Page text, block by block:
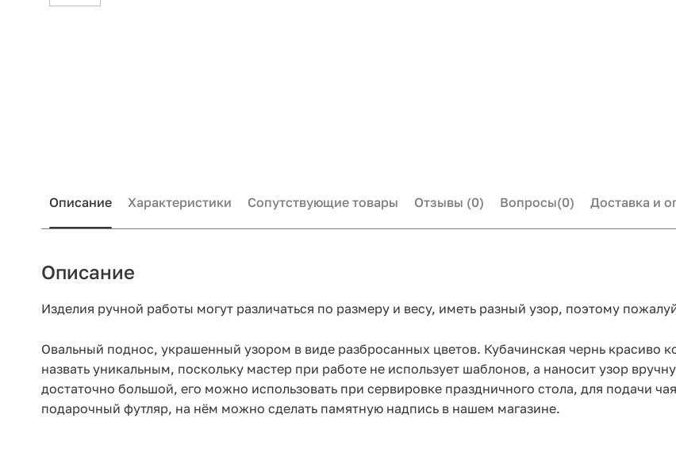
Описание Характеристики Сопутствующие товары Отзывы (0) Вопросы(0) Доставка и
Описание
Изделия ручной работы могут различаться по размеру и весу, иметь разный узор, поэтому
Овальный поднос, украшенный узором в виде разбросанных цветов. Кубачинская чернь красиво
назвать уникальным, поскольку мастер при работе не использует шаблонов, а наносит узор
достаточно большой, его можно использовать при сервировке праздничного стола, для подачи
подарочный футляр, на нём можно сделать памятную надпись в нашем магазине.